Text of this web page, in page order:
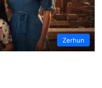
Zerhun